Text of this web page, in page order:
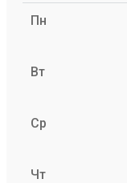
Пн
Вт
Ср
Чт